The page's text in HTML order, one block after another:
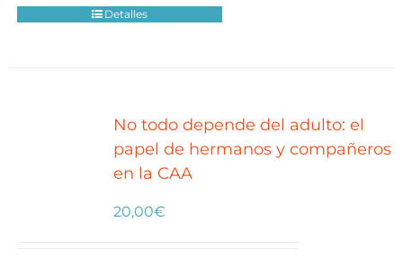
Detalles
No todo depende del adulto: el
papel de hermanos y compañeros
en la CAA
20,00€